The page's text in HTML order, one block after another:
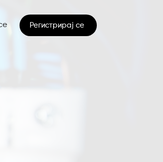
Регистрирај се